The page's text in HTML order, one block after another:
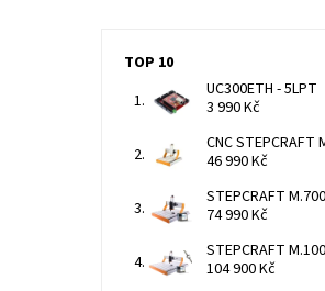
TOP 10
UC300ETH - 5LPT
3 990 Kč
CNC STEPCRAFT
46 990 Kč
STEPCRAFT
74 990 Kč
STEPCRAFT
104 900 Kč